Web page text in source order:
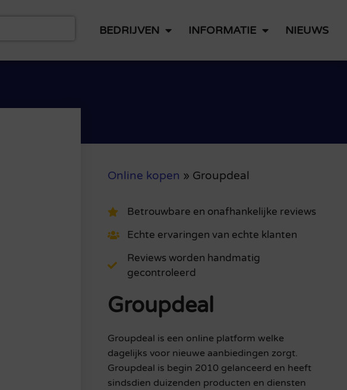
BEDRIJVEN INFORMATIE NIEUWS
Online kopen » Groupdeal
Betrouwbare en onafhankelijke reviews
Echte ervaringen van echte klanten
Reviews worden handmatig
gecontroleerd
Groupdeal
Groupdeal is een online platform welke
dagelijks voor nieuwe aanbiedingen zorgt.
Groupdeal is begin 2010 gelanceerd en heeft
sindsdien duizenden producten en diensten